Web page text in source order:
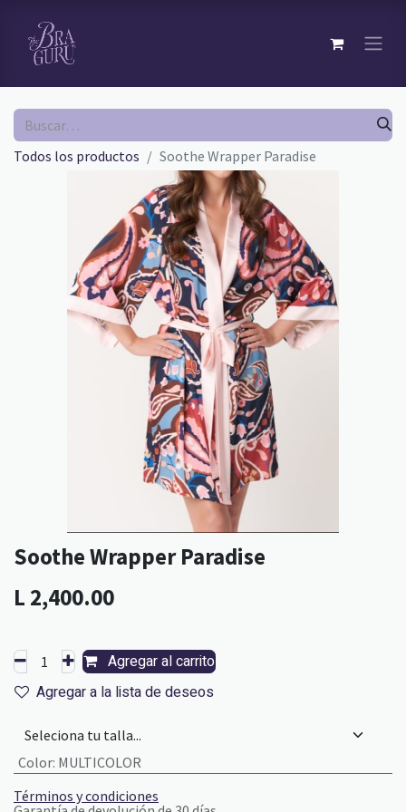
Todos los productos Soothe Wrapper Paradise
Soothe Wrapper Paradise
L 2,400.00
Agregar al carrito
Agregar a la lista de deseos
Color: MULTICOLOR
Términos y condiciones